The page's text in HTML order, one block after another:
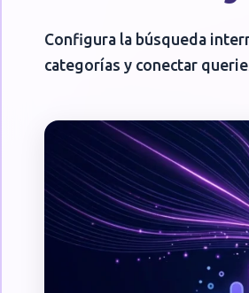
Configura la búsqueda
categorías y conectar